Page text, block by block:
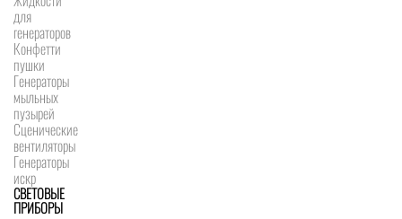
для
генераторов
Конфетти
пушки
Генераторы
мыльных
пузырей
Сценические
вентиляторы
Генераторы
искр
СВЕТОВЫЕ
ПРИБОРЫ